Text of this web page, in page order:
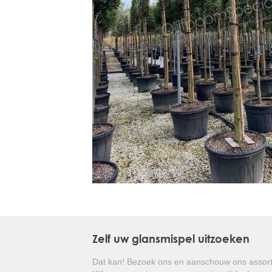
Treesafe
VORSTBESCHERMINGVOORBOMEN.NL
WINTERSCHUTZFUERBAEUME.DE
FROSTPROTECTIONFORTREES.CO.UK
Terracotta
TERRACOTTA.NL
TERRACOTTA.BE
TERRAKOTTA.DE
Zelf uw glansmispel uitzoeken
Dat kan! Bezoek ons en aanschouw ons